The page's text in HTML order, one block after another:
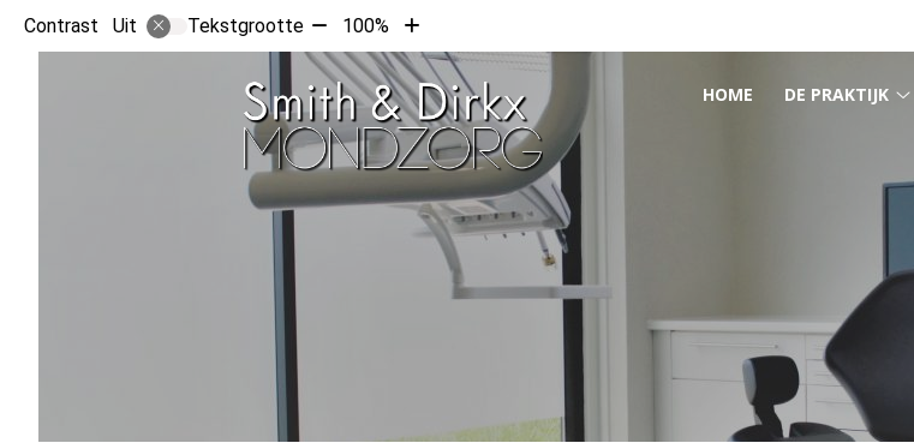
Contrast Uit Tekstgrootte Tekst
verkleinen
met
10%
100%
Tekst
vergroten
met
10%
HOOFDMENU
HOME DE PRAKTIJK